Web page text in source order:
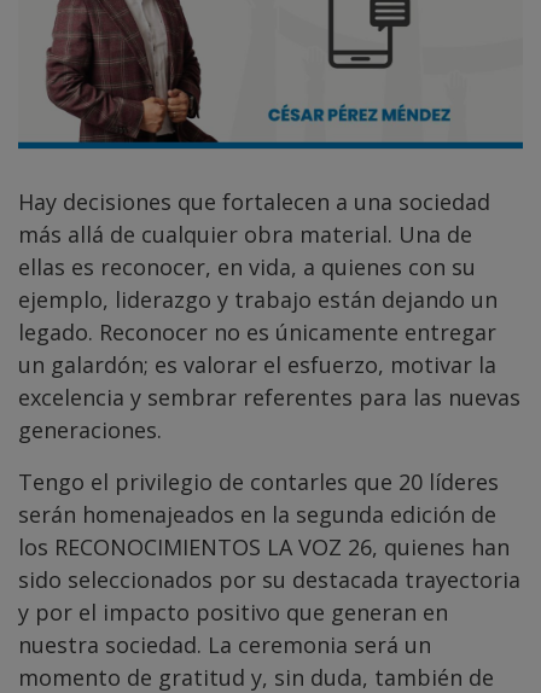
Hay decisiones que fortalecen a una sociedad
más allá de cualquier obra material. Una de
ellas es reconocer, en vida, a quienes con su
ejemplo, liderazgo y trabajo están dejando un
legado. Reconocer no es únicamente entregar
un galardón; es valorar el esfuerzo, motivar la
excelencia y sembrar referentes para las nuevas
generaciones.
Tengo el privilegio de contarles que 20 líderes
serán homenajeados en la segunda edición de
los RECONOCIMIENTOS LA VOZ 26, quienes han
sido seleccionados por su destacada trayectoria
y por el impacto positivo que generan en
nuestra sociedad. La ceremonia será un
momento de gratitud y, sin duda, también de